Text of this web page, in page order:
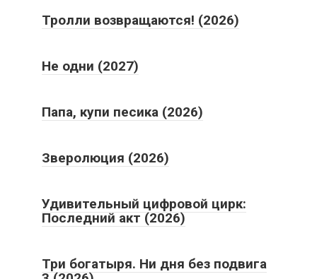
Тролли возвращаются! (2026)
Не одни (2027)
Папа, купи песика (2026)
Зверолюция (2026)
Удивительный цифровой цирк:
Последний акт (2026)
Три богатыря. Ни дня без подвига